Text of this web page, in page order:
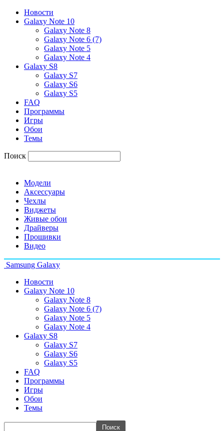
Новости
Galaxy Note 10
Galaxy Note 8
Galaxy Note 6 (7)
Galaxy Note 5
Galaxy Note 4
Galaxy S8
Galaxy S7
Galaxy S6
Galaxy S5
FAQ
Программы
Игры
Обои
Темы
Поиск
Модели
Аксессуары
Чехлы
Виджеты
Живые обои
Драйверы
Прошивки
Видео
Samsung Galaxy
Новости
Galaxy Note 10
Galaxy Note 8
Galaxy Note 6 (7)
Galaxy Note 5
Galaxy Note 4
Galaxy S8
Galaxy S7
Galaxy S6
Galaxy S5
FAQ
Программы
Игры
Обои
Темы